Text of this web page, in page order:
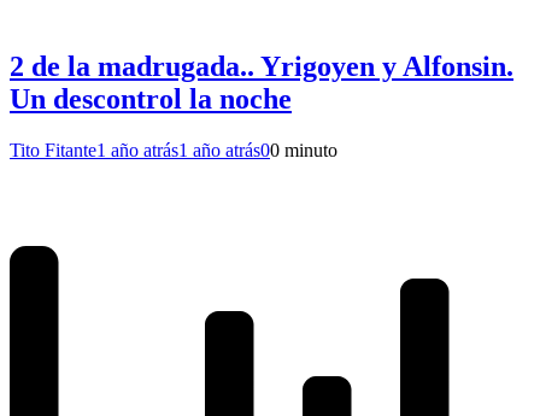
2 de la madrugada.. Yrigoyen y Alfonsin.
Un descontrol la noche
Tito Fitante1 año atrás1 año atrás00 minuto